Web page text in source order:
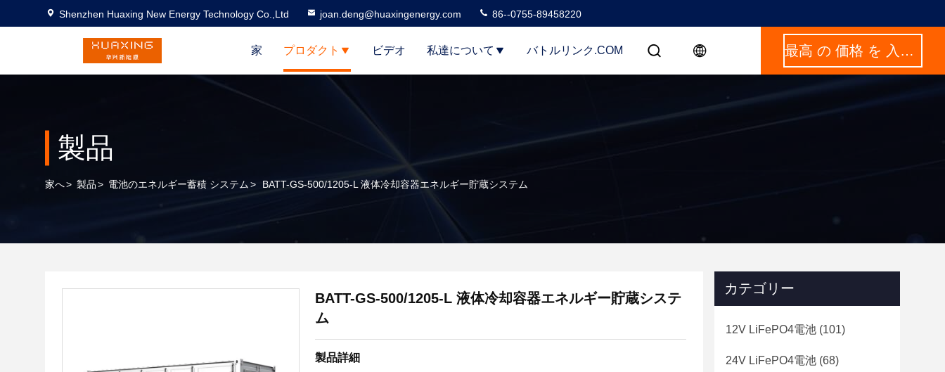
Shenzhen Huaxing New Energy Technology Co.,Ltd joan.deng@huaxingenergy.com 86--0755-89458220
家 プロダクト ビデオ 私達について バトルリンク.COM 最高 の 価格 を 入手 する
製品
家へ> 製品> 電池のエネルギー蓄積 システム> BATT-GS-500/1205-L 液体冷却容器エネルギー貯蔵システム
BATT-GS-500/1205-L 液体冷却容器エネルギー貯蔵システ
ム
製品詳細
カテゴリー
12V LiFePO4電池 (101)
24V LiFePO4電池 (68)